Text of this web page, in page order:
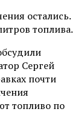
остались.
топлива.
Сергей
почти
топливо по